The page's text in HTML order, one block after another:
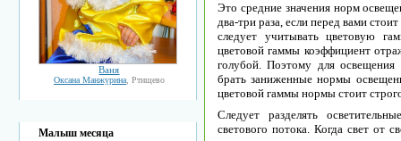
Ваня
Оксана Манжурина, Ртищево
Малыш месяца
Это средние значения норм
два-три раза, если перед вами
следует учитывать цветовую
цветовой гаммы коэффициент
голубой. Поэтому для
брать заниженные нормы
цветовой гаммы нормы стоит
Следует разделять
светового потока. Когда свет от